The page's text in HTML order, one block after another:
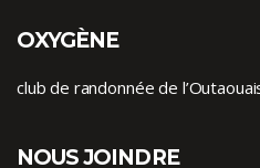
OXYGÈNE
club de randonnée de
NOUS JOINDRE